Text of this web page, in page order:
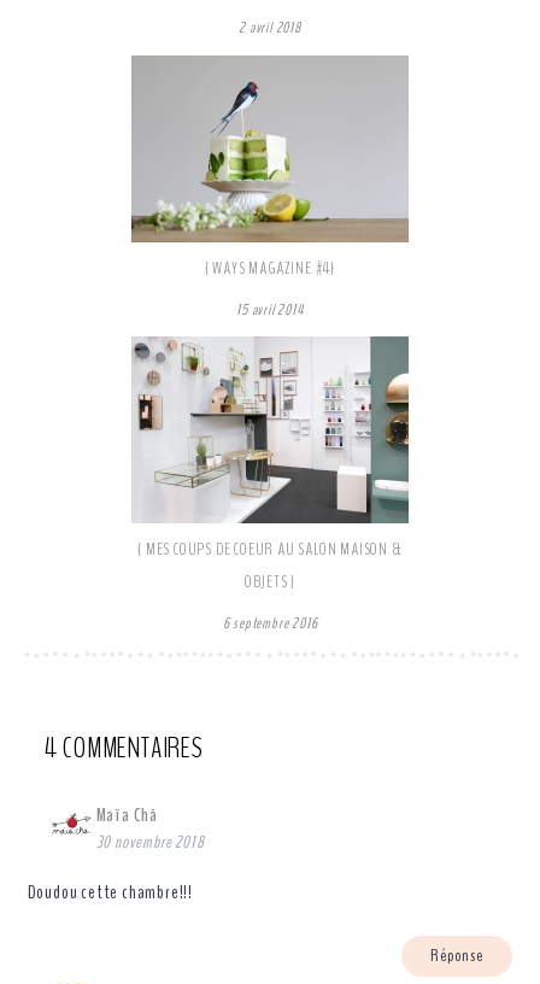
2 avril 2018
{ WAYS MAGAZINE #4}
15 avril 2014
{ MES COUPS DE COEUR AU SALON MAISON &
OBJETS }
6 septembre 2016
4 COMMENTAIRES
Maïa Chä
30 novembre 2018
Doudou cette chambre!!!
Réponse